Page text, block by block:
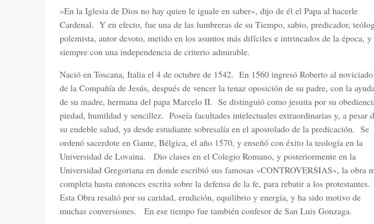
«En la Iglesia de Dios no hay quien le iguale en saber», dijo de él el Papa al hacerle
Cardenal. Y en efecto, fue una de las lumbreras de su Tiempo, sabio, predicador,
polemista, autor devoto, metido en los asuntos más difíciles e intrincados de la época, y
siempre con una independencia de criterio admirable.
Nació en Toscana, Italia el 4 de octubre de 1542. En 1560 ingresó Roberto al noviciado
de la Compañía de Jesús, después de vencer la tenaz oposición de su padre, con la
de su madre, hermana del papa Marcelo II. Se distinguió como jesuita por su
piedad, humildad y sencillez. Poseía facultades intelectuales extraordinarias y, a pesar
su endeble salud, ya desde estudiante sobresalía en el apostolado de la predicación. Se
ordenó sacerdote en Gante, Bélgica, el año 1570, y enseñó con éxito la teología en la
Universidad de Lovaina.
Dio clases en el Colegio Romano, y posteriormente en la
Universidad Gregoriana en donde escribió sus famosas «CONTROVERSIAS», la obra
completa hasta entonces escrita sobre la defensa de la fe, para rebatir a los protestantes.
Esta Obra resaltó por su caridad, erudición, equilibrio y energía, y ha sido motivo de
muchas conversiones.
En ese tiempo fue también confesor de San Luis Gonzaga.